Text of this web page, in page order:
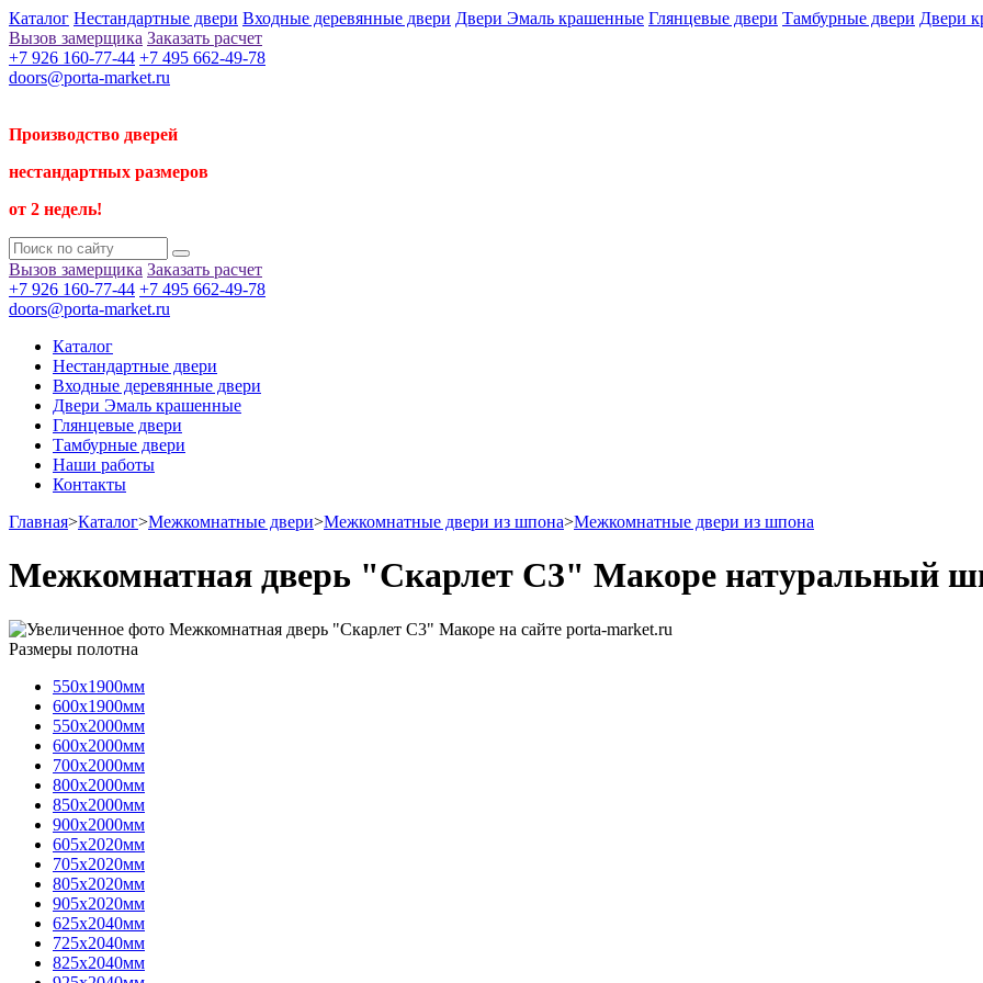
Каталог Нестандартные двери Входные деревянные двери Двери Эмаль крашенные Глянцевые двери Тамбурные двери Двери
Вызов замерщика Заказать расчет
+7 926 160-77-44 +7 495 662-49-78
doors@porta-market.ru
Производство дверей
нестандартных размеров
от 2 недель!
Вызов замерщика Заказать расчет
+7 926 160-77-44 +7 495 662-49-78
doors@porta-market.ru
Каталог
Нестандартные двери
Входные деревянные двери
Двери Эмаль крашенные
Глянцевые двери
Тамбурные двери
Наши работы
Контакты
Главная>Каталог>Межкомнатные двери>Межкомнатные двери из шпона>Межкомнатные двери из шпона
Межкомнатная дверь "Скарлет С3" Макоре натуральный
Размеры полотна
550х1900мм
600х1900мм
550х2000мм
600х2000мм
700х2000мм
800х2000мм
850х2000мм
900х2000мм
605х2020мм
705х2020мм
805х2020мм
905х2020мм
625х2040мм
725х2040мм
825х2040мм